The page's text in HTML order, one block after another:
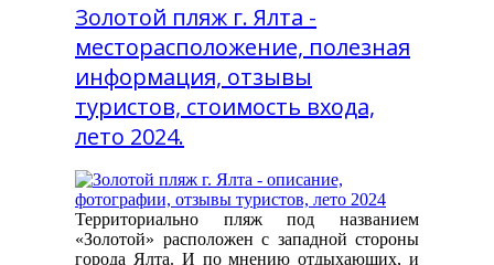
Золотой пляж г. Ялта -
месторасположение, полезная
информация, отзывы
туристов, стоимость входа,
лето 2024.
Территориально пляж под названием
«Золотой» расположен с западной стороны
города Ялта. И по мнению отдыхающих, и